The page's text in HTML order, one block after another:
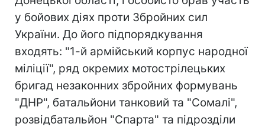
у бойових діях проти Збройних сил
України. До його підпорядкування
входять: "1-й армійський корпус народної
міліції", ряд окремих мотострілецьких
бригад незаконних збройних формувань
"ДНР", батальйони танковий та "Сомалі",
розвідбатальйон "Спарта" та підрозділи